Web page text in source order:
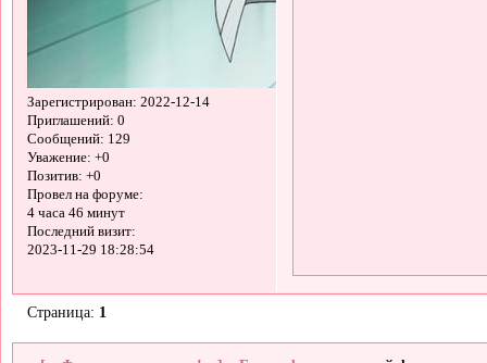
Зарегистрирован: 2022-12-14
Приглашений: 0
Сообщений: 129
Уважение: +0
Позитив: +0
Провел на форуме:
4 часа 46 минут
Последний визит:
2023-11-29 18:28:54
Страница: 1